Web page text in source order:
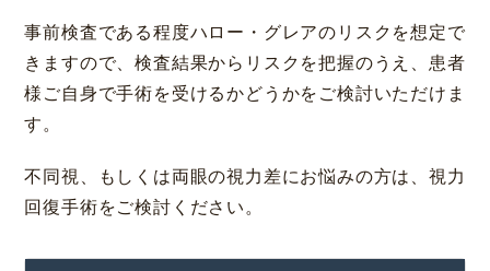
事前検査である程度ハロー・グレアのリスクを想定で
きますので、検査結果からリスクを把握のうえ、患者
様ご自身で手術を受けるかどうかをご検討いただけま
す。
不同視、もしくは両眼の視力差にお悩みの方は、視力
回復手術をご検討ください。